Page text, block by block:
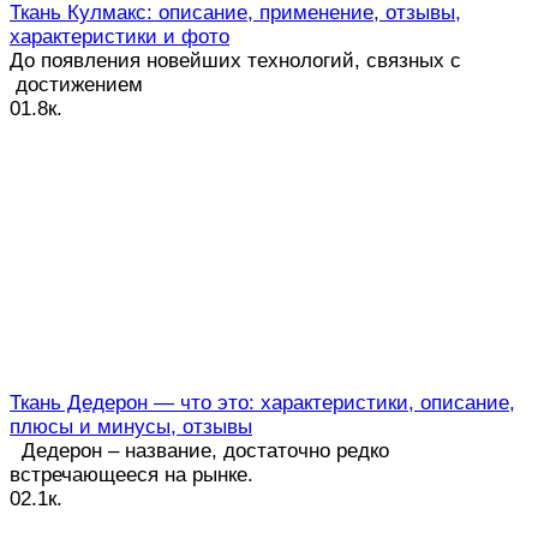
Ткань Кулмакс: описание, применение, отзывы,
характеристики и фото
До появления новейших технологий, связных с
достижением
01.8к.
Ткань Дедерон — что это: характеристики, описание,
плюсы и минусы, отзывы
Дедерон – название, достаточно редко
встречающееся на рынке.
02.1к.